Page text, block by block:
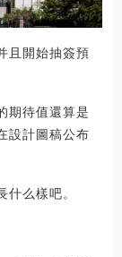
且開始抽簽預
期待值還算是
設計圖稿公布
么樣吧。